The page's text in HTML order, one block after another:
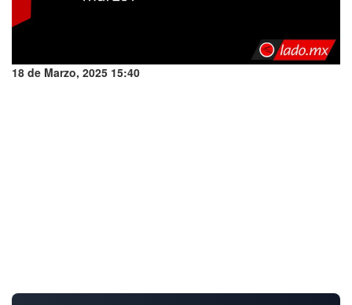
18 de Marzo, 2025 15:40